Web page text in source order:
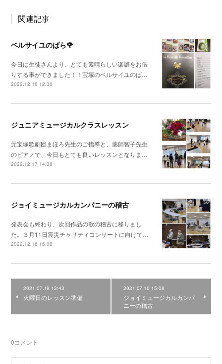
関連記事
ベルサイユのばら🌹
今日は生徒さんより、とても素晴らしい楽譜をお借
りする事ができました！！宝塚のベルサイユのば…
2022.12.18 12:36
ジュニアミュージカルクラスレッスン
元宝塚歌劇団まほろ先生のご指導と、薬師智子先生
のピアノで、今日もとても良いレッスンとなりま…
2022.12.17 14:38
ジョイミュージカルカンパニーの稽古
発表会も終わり、次回作品の歌の稽古に移りまし
た。３月11日震災チャリティコンサートに向けて…
2022.12.16 16:08
2021.07.18 13:43
火曜日のレッスン準備
2021.07.16 15:08
ジョイミュージカルカンパ
ニーの稽古
0コメント